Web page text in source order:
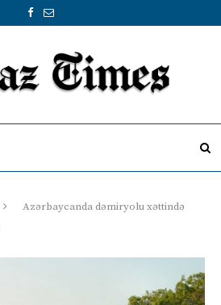
Azərbaycanda dəmiryolu xəttində